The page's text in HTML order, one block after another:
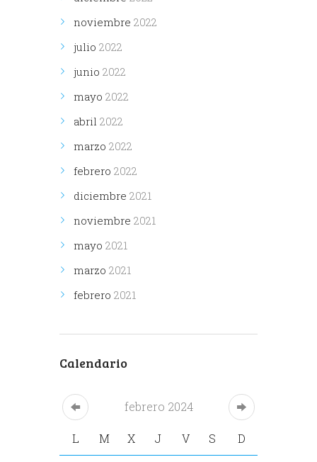
noviembre 2022
julio 2022
junio 2022
mayo 2022
abril 2022
marzo 2022
febrero 2022
diciembre 2021
noviembre 2021
mayo 2021
marzo 2021
febrero 2021
Calendario
febrero 2024
L M X J V S D